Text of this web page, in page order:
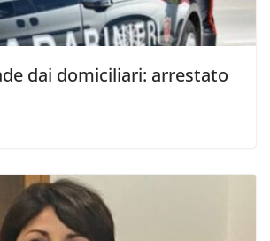
dai domiciliari: arrestato